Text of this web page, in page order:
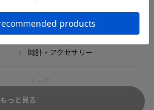
雑貨
時計・アクセサリー
バッグ
もっと見る